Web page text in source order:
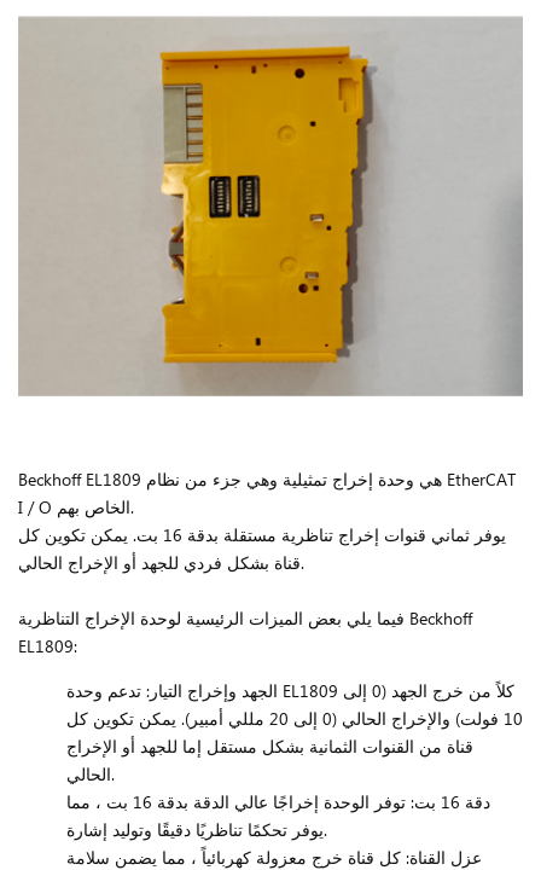
Beckhoff EL1809 هي وحدة إخراج تمثيلية وهي جزء من نظام EtherCAT
I / O الخاص بهم.
يوفر ثماني قنوات إخراج تناظرية مستقلة بدقة 16 بت. يمكن تكوين كل
قناة بشكل فردي للجهد أو الإخراج الحالي.
فيما يلي بعض الميزات الرئيسية لوحدة الإخراج التناظرية Beckhoff
EL1809:
الجهد وإخراج التيار: تدعم وحدة EL1809 كلاً من خرج الجهد (0 إلى
10 فولت) والإخراج الحالي (0 إلى 20 مللي أمبير). يمكن تكوين كل
قناة من القنوات الثمانية بشكل مستقل إما للجهد أو الإخراج
الحالي.
دقة 16 بت: توفر الوحدة إخراجًا عالي الدقة بدقة 16 بت ، مما
يوفر تحكمًا تناظريًا دقيقًا وتوليد إشارة.
عزل القناة: كل قناة خرج معزولة كهربائياً ، مما يضمن سلامة